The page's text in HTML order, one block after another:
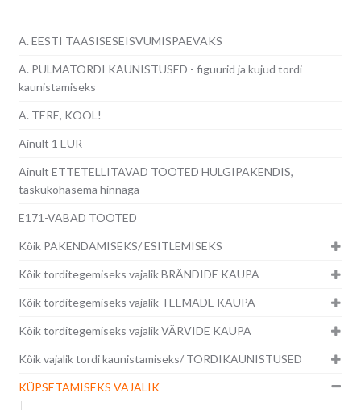
A. EESTI TAASISESEISVUMISPÄEVAKS
A. PULMATORDI KAUNISTUSED - figuurid ja kujud tordi
kaunistamiseks
A. TERE, KOOL!
Ainult 1 EUR
Ainult ETTETELLITAVAD TOOTED HULGIPAKENDIS,
taskukohasema hinnaga
E171-VABAD TOOTED
Kõik PAKENDAMISEKS/ ESITLEMISEKS
Kõik torditegemiseks vajalik BRÄNDIDE KAUPA
Kõik torditegemiseks vajalik TEEMADE KAUPA
Kõik torditegemiseks vajalik VÄRVIDE KAUPA
Kõik vajalik tordi kaunistamiseks/ TORDIKAUNISTUSED
KÜPSETAMISEKS VAJALIK